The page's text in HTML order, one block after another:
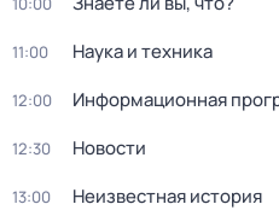
11:00 Hаука и теxника
12:00 Информационная
12:30 Новости
13:00 Неизвестная история